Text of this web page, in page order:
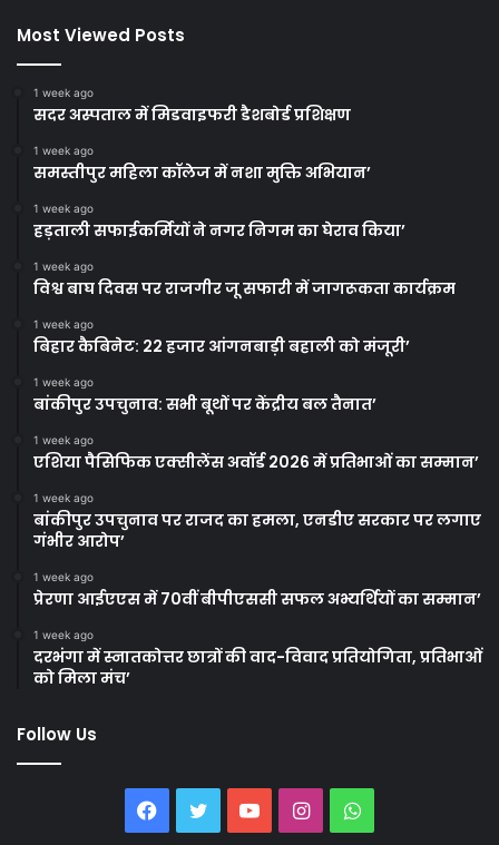
Most Viewed Posts
1 week ago
सदर अस्पताल में मिडवाइफरी डैशबोर्ड प्रशिक्षण
1 week ago
समस्तीपुर महिला कॉलेज में नशा मुक्ति अभियान’
1 week ago
हड़ताली सफाईकर्मियों ने नगर निगम का घेराव किया’
1 week ago
विश्व बाघ दिवस पर राजगीर जू सफारी में जागरूकता कार्यक्रम
1 week ago
बिहार कैबिनेट: 22 हजार आंगनबाड़ी बहाली को मंजूरी’
1 week ago
बांकीपुर उपचुनाव: सभी बूथों पर केंद्रीय बल तैनात’
1 week ago
एशिया पैसिफिक एक्सीलेंस अवॉर्ड 2026 में प्रतिभाओं का सम्मान’
1 week ago
बांकीपुर उपचुनाव पर राजद का हमला, एनडीए सरकार पर लगाए
गंभीर आरोप’
1 week ago
प्रेरणा आईएएस में 70वीं बीपीएससी सफल अभ्यर्थियों का सम्मान’
1 week ago
दरभंगा में स्नातकोत्तर छात्रों की वाद-विवाद प्रतियोगिता, प्रतिभाओं
को मिला मंच’
Follow Us
Facebook
TwitterYouTubeInstagramWhatsApp